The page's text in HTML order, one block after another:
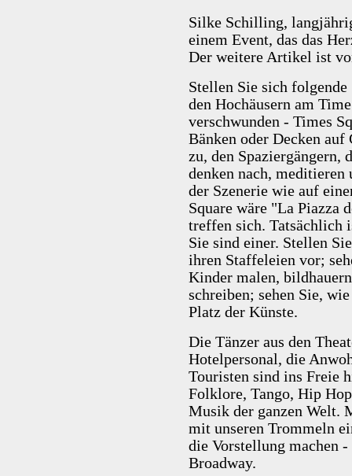
Silke Schilling,
einem Event, das das
Der weitere Artikel ist
Stellen Sie sich
den Hochäusern am
verschwunden - Times
Bänken oder Decken auf
zu, den Spaziergängern,
denken nach, meditieren
der Szenerie wie auf
Square wäre "La Piazza
treffen sich. Tatsächlich
Sie sind einer. Stellen
ihren Staffeleien vor;
Kinder malen,
schreiben; sehen Sie,
Platz der Künste.
Die Tänzer aus den
Hotelpersonal, die
Touristen sind ins Freie
Folklore, Tango, Hip
Musik der ganzen Welt.
mit unseren Trommeln
die Vorstellung machen
Broadway.